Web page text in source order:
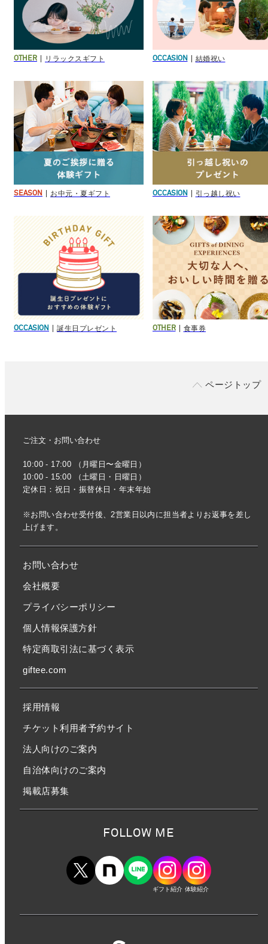
OTHER リラックスギフト OCCASION 結婚祝い
SEASON お中元・夏ギフト OCCASION 引っ越し祝い
OCCASION 誕生日プレゼント OTHER 食事券
ページトップ
ご注文・お問い合わせ
10:00 - 17:00 （月曜日〜金曜日）
10:00 - 15:00 （土曜日・日曜日）
定休日：祝日・振替休日・年末年始
※お問い合わせ受付後、2営業日以内に担当者よりお返事を差し
上げます。
お問い合わせ
会社概要
プライバシーポリシー
個人情報保護方針
特定商取引法に基づく表示
giftee.com
採用情報
チケット利用者予約サイト
法人向けのご案内
自治体向けのご案内
掲載店募集
FOLLOW ME
ギフト紹介 体験紹介